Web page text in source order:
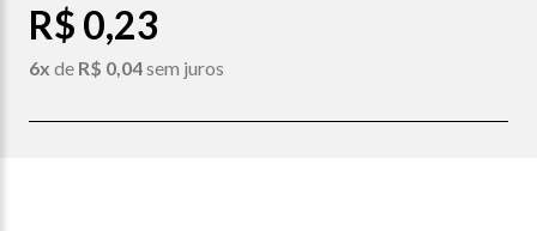
R$ 0,23
6x de R$ 0,04sem juros